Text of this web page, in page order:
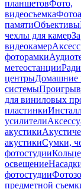
планшетовФото,
видеосъемка
памятиОбъективы
чехлы для камер
видеокамер
фоторамки
метеостанции
центрыДомашние
системы
для виниловых
пластинки
усилители
акустики
акустикиСумки,
фотостудии
освещение
фотостудии
предметной